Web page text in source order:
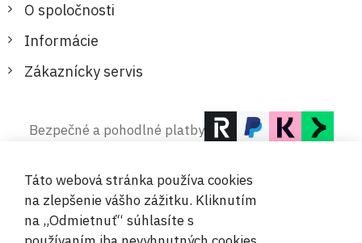
O spoločnosti
Informácie
Zákaznícky servis
Bezpečné a pohodlné platby
Táto webová stránka používa cookies
na zlepšenie vášho zážitku. Kliknutím
na „Odmietnuť“ súhlasíte s